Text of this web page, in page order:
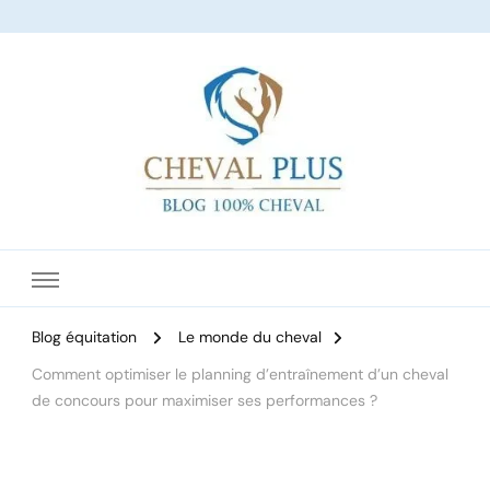
Blog équitation
Le monde du cheval
Comment optimiser le planning d’entraînement d’un cheval
de concours pour maximiser ses performances ?